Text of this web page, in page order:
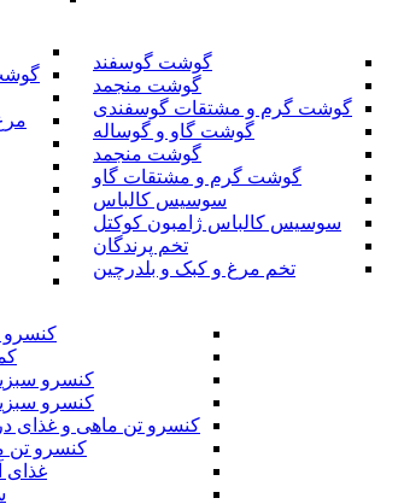
گوشت گوسفند
گوشت منجمد
گوشت گرم و مشتقات گوسفندی
گوشت گاو و گوساله
گوشت منجمد
گوشت گرم و مشتقات گاو
سوسیس کالباس
سوسیس کالباس ژامبون کوکتل
تخم پرندگان
تخم مرغ و کبک و بلدرچین
کنسرو
کنسرو
کنسرو
کنسرو تن ماهی و غذای
کنسرو تن
غذای